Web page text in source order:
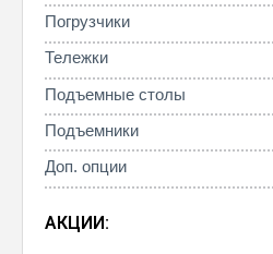
Погрузчики
Тележки
Подъемные столы
Подъемники
Доп. опции
АКЦИИ: